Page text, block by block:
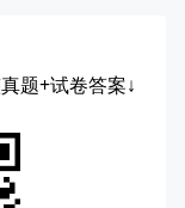
题+试卷答案↓